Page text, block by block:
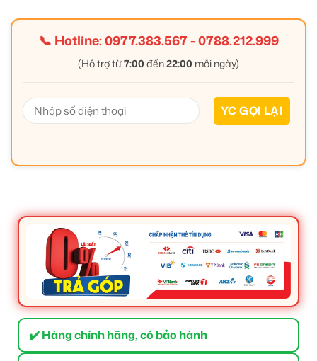
📞 Hotline:0977.383.567-0788.212.999
(Hỗ trợ từ7:00 đến22:00 mỗi ngày)
✔️ Hàng chính hãng, có bảo hành